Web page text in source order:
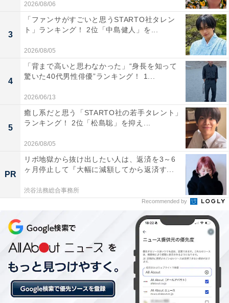
パレードも人気の1つで、この夏は人気の散水プログラ
ムが復活したほか、TDLの夜の名物であるエレクトリカ
ルパレード・ドリームライツにはダンサーが約3年半ぶ
りに復活するなど、うれしいニュースが聞かれていま
＞10位までのランキング結果を見る
この記事の筆者：柿崎 真英 プロフィール
2019年よりフリーランスライター・エディターとして活
動。月刊誌やニュースサイト編集者としてのバックグラ
ウンドを持つ。現在はローカルメディアでの活動を中心
2026/08/06
3
「ファンサがすごいと思うSTARTO社タレン
ト」ランキング！ 2位「中島健人」を...
2026/08/05
4
「背まで高いと思わなかった」“身長を知って
驚いた40代男性俳優”ランキング！ 1...
2026/06/13
5
癒し系だと思う「STARTO社の若手タレント」
ランキング！ 2位「松島聡」を抑え...
2026/08/05
PR
リボ地獄から抜け出したい人は、返済を3～6
ヶ月停止して『大幅に減額してから返済す...
渋谷法務総合事務所
Recommended by